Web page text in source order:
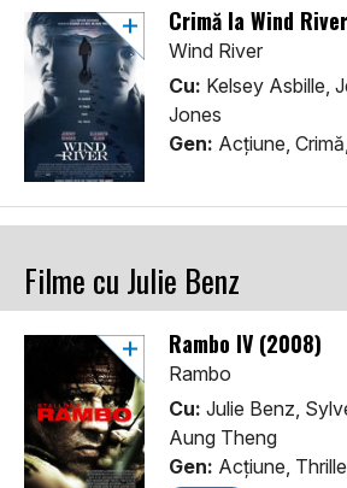
Crimă la Wind
Wind River
Cu: Kelsey Asbille,
Jones
Gen: Acţiune,
Filme cu Julie Benz
Rambo IV (2008)
Rambo
Cu: Julie Benz,
Aung Theng
Gen: Acţiune,